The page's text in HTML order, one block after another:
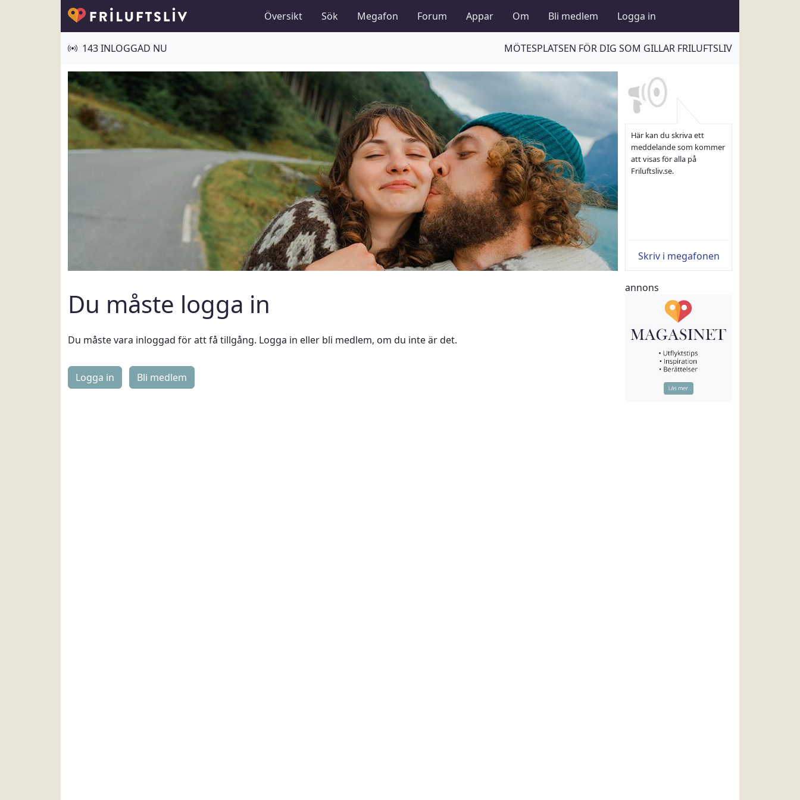
Översikt Sök Megafon Forum Appar Om Bli medlem Logga in
143 INLOGGAD NU MÖTESPLATSEN FÖR DIG SOM GILLAR FRILUFTSLIV
Du måste logga in
Du måste vara inloggad för att få tillgång. Logga in eller bli medlem, om du inte är det.
Logga in
Här kan du skriva ett
meddelande som kommer
att visas för alla på
Friluftsliv.se.
Skriv i megafonen
annons